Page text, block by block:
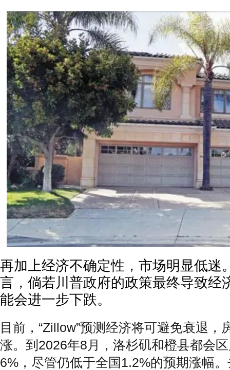
再加上经济不确定性，市场明显低迷
言，倘若川普政府的政策最终导致经
能会进一步下跌。
目前，“Zillow”预测经济将可避免衰退，
涨。到2026年8月，洛杉矶和橙县都会区
6%，尽管仍低于全国1.2%的预期涨幅